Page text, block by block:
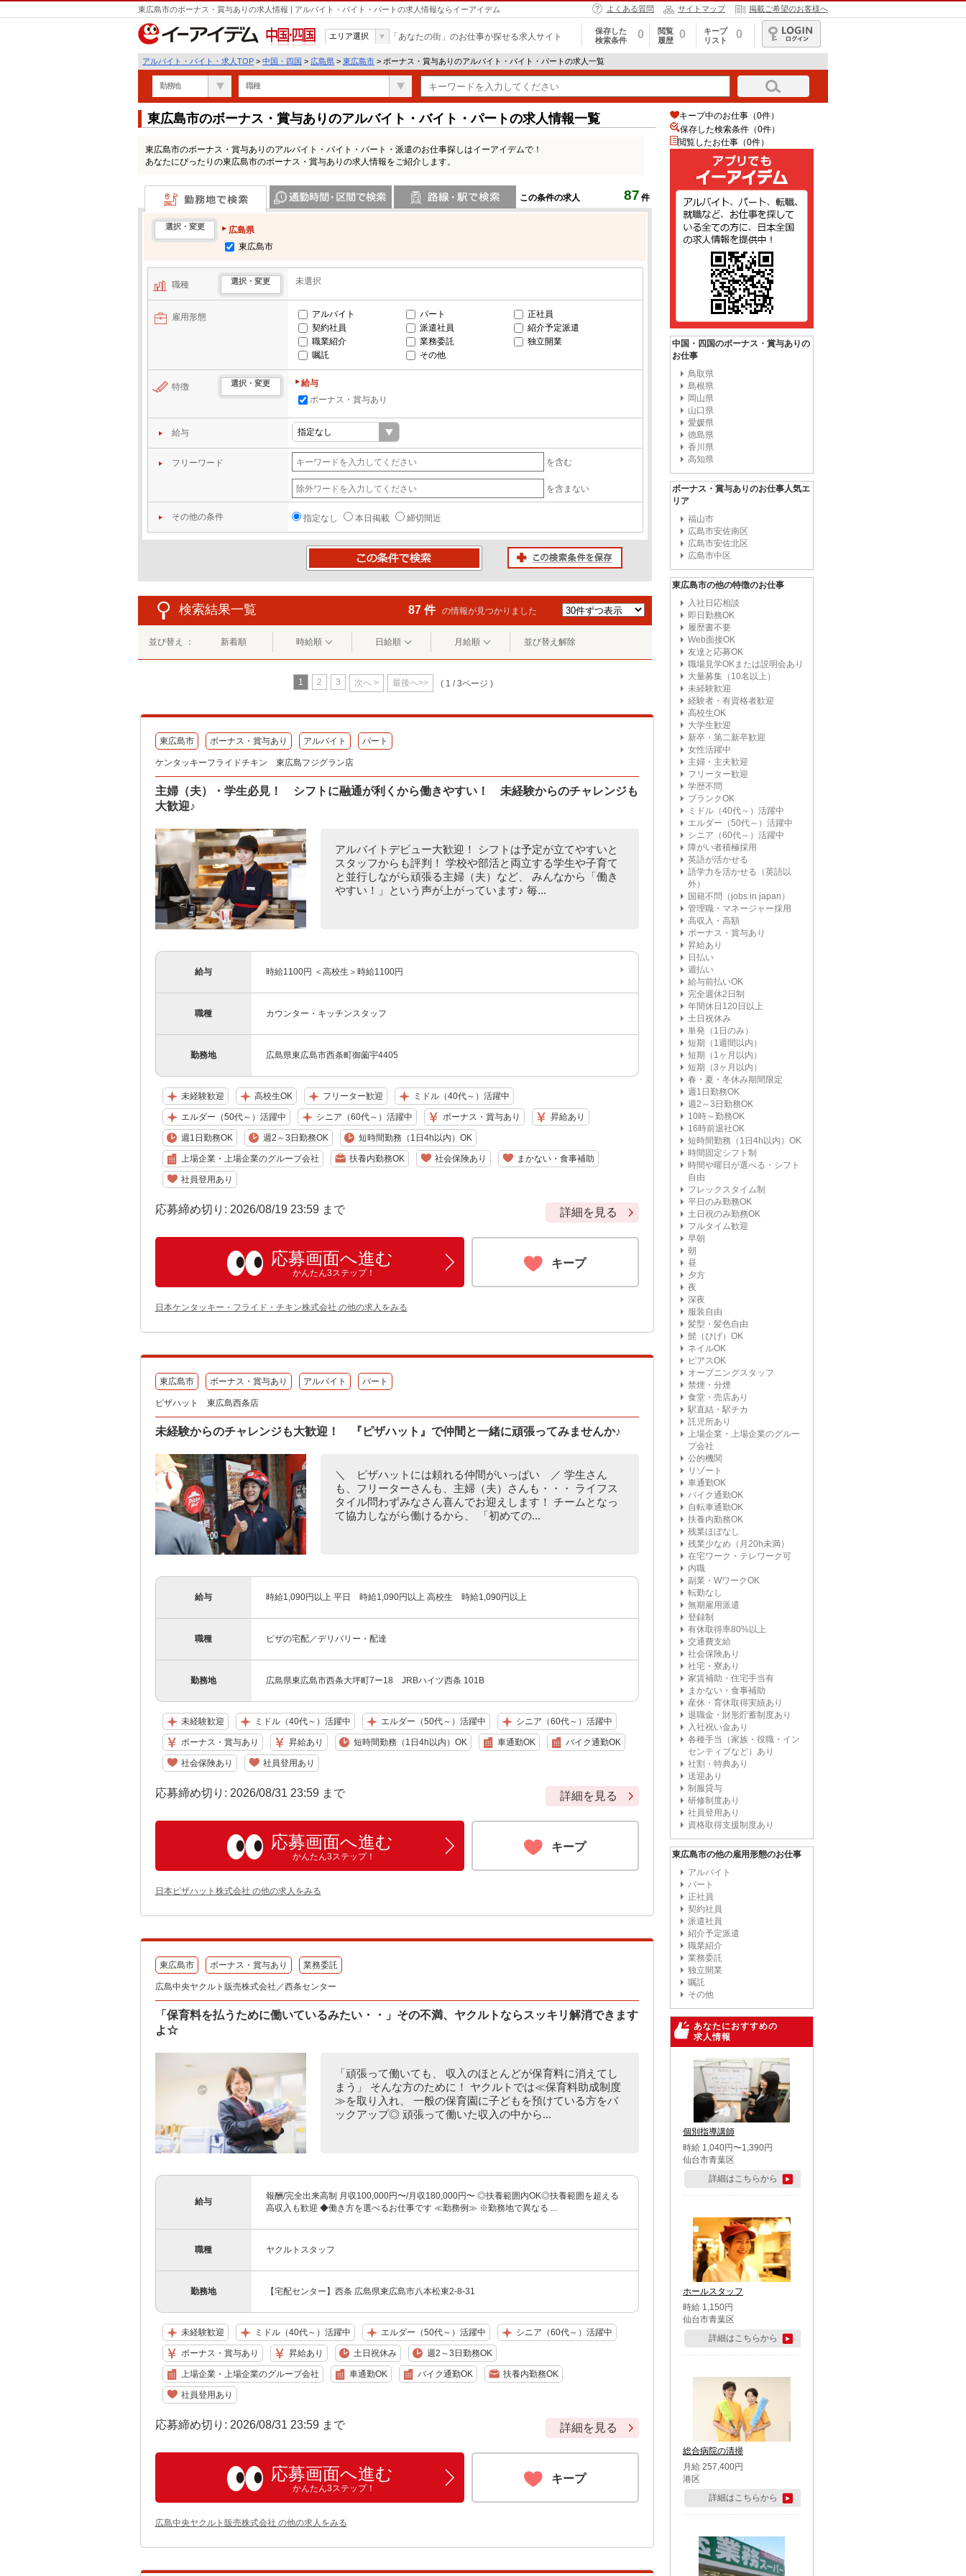
東広島市のボーナス・賞与ありの求人情報 | アルバイト・バイト・パートの求人情報ならイーアイデム よくある質問 サイトマップ 掲載ご希望のお客様へ
中国・四国
エリア選択 「あなたの街」のお仕事が探せる求人サイト
保存した
検索条件
0
閲覧
履歴
0
キープ
リスト
0
ログイン
アルバイト・バイト・求人TOP > 中国・四国 > 広島県 > 東広島市 > ボーナス・賞与ありのアルバイト・バイト・パートの求人一覧
勤務地 職種
東広島市のボーナス・賞与ありのアルバイト・バイト・パートの求人情報一覧
東広島市のボーナス・賞与ありのアルバイト・バイト・パート・派遣のお仕事探しはイーアイデムで！
あなたにぴったりの東広島市のボーナス・賞与ありの求人情報をご紹介します。
この条件の求人 87 件
勤務地で検索
選択・変更
広島県
東広島市
職種 選択・変更 未選択
雇用形態 アルバイト パート
正社員
契約社員
派遣社員
紹介予定派遣
職業紹介
業務委託
独立開業
嘱託
その他
特徴 選択・変更
給与
ボーナス・賞与あり
給与
フリーワード を含む
を含まない
その他の条件 指定なし 本日掲載 締切間近
検索結果一覧 87 件 の情報が見つかりました
並び替え ： 新着順 時給順 日給順 月給順 並び替え解除
1 2 3 次へ > 最後へ>> ( 1 / 3ページ )
東広島市 ボーナス・賞与あり アルバイト パート
ケンタッキーフライドチキン 東広島フジグラン店
主婦（夫）・学生必見！ シフトに融通が利くから働きやすい！ 未経験からのチャレンジも
大歓迎♪
アルバイトデビュー大歓迎！ シフトは予定が立てやすいと
スタッフからも評判！ 学校や部活と両立する学生や子育て
と並行しながら頑張る主婦（夫）など、 みんなから「働き
やすい！」という声が上がっています♪ 毎...
給与 時給1100円 ＜高校生＞時給1100円
職種 カウンター・キッチンスタッフ
勤務地 広島県東広島市西条町御薗宇4405
未経験歓迎 高校生OK フリーター歓迎 ミドル（40代～）活躍中
エルダー（50代～）活躍中 シニア（60代～）活躍中 ボーナス・賞与あり 昇給あり
週1日勤務OK 週2～3日勤務OK 短時間勤務（1日4h以内）OK
上場企業・上場企業のグループ会社 扶養内勤務OK 社会保険あり まかない・食事補助
社員登用あり
応募締め切り: 2026/08/19 23:59 まで 詳細を見る
応募画面へ進む
かんたん3ステップ！
キープ
日本ケンタッキー・フライド・チキン株式会社 の他の求人をみる
東広島市 ボーナス・賞与あり アルバイト パート
ピザハット 東広島西条店
未経験からのチャレンジも大歓迎！ 『ピザハット』で仲間と一緒に頑張ってみませんか♪
＼ ピザハットには頼れる仲間がいっぱい ／ 学生さん
も、フリーターさんも、主婦（夫）さんも・・・ ライフス
タイル問わずみなさん喜んでお迎えします！ チームとなっ
て協力しながら働けるから、 「初めての...
給与 時給1,090円以上 平日 時給1,090円以上 高校生 時給1,090円以上
職種 ピザの宅配／デリバリー・配達
勤務地 広島県東広島市西条大坪町7ー18 JRBハイツ西条 101B
未経験歓迎 ミドル（40代～）活躍中 エルダー（50代～）活躍中 シニア（60代～）活躍中
ボーナス・賞与あり 昇給あり 短時間勤務（1日4h以内）OK 車通勤OK バイク通勤OK
社会保険あり 社員登用あり
応募締め切り: 2026/08/31 23:59 まで 詳細を見る
応募画面へ進む
かんたん3ステップ！
キープ
日本ピザハット株式会社 の他の求人をみる
東広島市 ボーナス・賞与あり 業務委託
広島中央ヤクルト販売株式会社／西条センター
「保育料を払うために働いているみたい・・」その不満、ヤクルトならスッキリ解消できます
よ☆
「頑張って働いても、 収入のほとんどが保育料に消えてし
まう」 そんな方のために！ ヤクルトでは≪保育料助成制度
≫を取り入れ、 一般の保育園に子どもを預けている方をバ
ックアップ◎ 頑張って働いた収入の中から...
給与
報酬/完全出来高制 月収100,000円〜/月収180,000円〜 ◎扶養範囲内OK◎扶養範囲を超える
高収入も歓迎 ◆働き方を選べるお仕事です ≪勤務例≫ ※勤務地で異なる ...
職種 ヤクルトスタッフ
勤務地 【宅配センター】西条 広島県東広島市八本松東2-8-31
未経験歓迎 ミドル（40代～）活躍中 エルダー（50代～）活躍中 シニア（60代～）活躍中
ボーナス・賞与あり 昇給あり 土日祝休み 週2～3日勤務OK
上場企業・上場企業のグループ会社 車通勤OK バイク通勤OK 扶養内勤務OK
社員登用あり
応募締め切り: 2026/08/31 23:59 まで 詳細を見る
応募画面へ進む
かんたん3ステップ！
キープ
広島中央ヤクルト販売株式会社 の他の求人をみる
キープ中のお仕事（0件）
保存した検索条件（0件）
閲覧したお仕事（0件）
中国・四国のボーナス・賞与ありの
お仕事
鳥取県
島根県
岡山県
山口県
愛媛県
徳島県
香川県
高知県
ボーナス・賞与ありのお仕事人気エ
リア
福山市
広島市安佐南区
広島市安佐北区
広島市中区
東広島市の他の特徴のお仕事
入社日応相談
即日勤務OK
履歴書不要
Web面接OK
友達と応募OK
職場見学OKまたは説明会あり
大量募集（10名以上）
未経験歓迎
経験者・有資格者歓迎
高校生OK
大学生歓迎
新卒・第二新卒歓迎
女性活躍中
主婦・主夫歓迎
フリーター歓迎
学歴不問
ブランクOK
ミドル（40代～）活躍中
エルダー（50代～）活躍中
シニア（60代～）活躍中
障がい者積極採用
英語が活かせる
語学力を活かせる（英語以
外）
国籍不問（jobs in japan）
管理職・マネージャー採用
高収入・高額
ボーナス・賞与あり
昇給あり
日払い
週払い
給与前払いOK
完全週休2日制
年間休日120日以上
土日祝休み
単発（1日のみ）
短期（1週間以内）
短期（1ヶ月以内）
短期（3ヶ月以内）
春・夏・冬休み期間限定
週1日勤務OK
週2～3日勤務OK
10時～勤務OK
16時前退社OK
短時間勤務（1日4h以内）OK
時間固定シフト制
時間や曜日が選べる・シフト
自由
フレックスタイム制
平日のみ勤務OK
土日祝のみ勤務OK
フルタイム歓迎
早朝
朝
昼
夕方
夜
深夜
服装自由
髪型・髪色自由
髭（ひげ）OK
ネイルOK
ピアスOK
オープニングスタッフ
禁煙・分煙
食堂・売店あり
駅直結・駅チカ
託児所あり
上場企業・上場企業のグルー
プ会社
公的機関
リゾート
車通勤OK
バイク通勤OK
自転車通勤OK
扶養内勤務OK
残業ほぼなし
残業少なめ（月20h未満）
在宅ワーク・テレワーク可
内職
副業・WワークOK
転勤なし
無期雇用派遣
登録制
有休取得率80%以上
交通費支給
社会保険あり
社宅・寮あり
家賃補助・住宅手当有
まかない・食事補助
産休・育休取得実績あり
退職金・財形貯蓄制度あり
入社祝い金あり
各種手当（家族・役職・イン
センティブなど）あり
社割・特典あり
送迎あり
制服貸与
研修制度あり
社員登用あり
資格取得支援制度あり
東広島市の他の雇用形態のお仕事
アルバイト
パート
正社員
契約社員
派遣社員
紹介予定派遣
職業紹介
業務委託
独立開業
嘱託
その他
あなたにおすすめの
求人情報
個別指導講師
時給 1,040円〜1,390円
仙台市青葉区
詳細はこちらから
ホールスタッフ
時給 1,150円
仙台市青葉区
詳細はこちらから
総合病院の清掃
月給 257,400円
港区
詳細はこちらから